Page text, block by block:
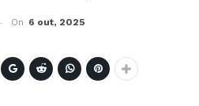
On 6 out, 2025